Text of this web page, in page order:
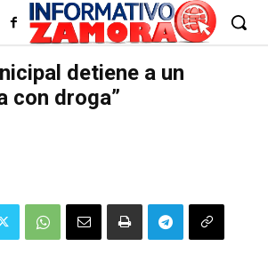
detiene a un
con droga”